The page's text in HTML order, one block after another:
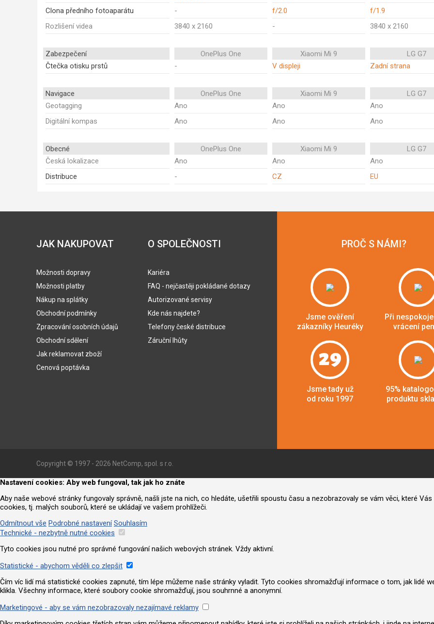
Clona předního fotoaparátu
- f/2.0
f/1.9
Rozlišení videa
3840 x 2160 - 3840 x 2160
Zabezpečení OnePlus One Xiaomi Mi 9
LG G7
Čtečka otisku prstů
- V displeji Zadní strana
Navigace OnePlus One Xiaomi Mi 9
LG G7
Geotagging
Ano Ano
Ano
Digitální kompas
Ano Ano Ano
Obecné OnePlus One Xiaomi Mi 9
LG G7
Česká lokalizace
Ano Ano
Ano
Distribuce
- CZ EU
JAK NAKUPOVAT
Možnosti dopravy
Možnosti platby
Nákup na splátky
Obchodní podmínky
Zpracování osobních údajů
Obchodní sdělení
Jak reklamovat zboží
Cenová poptávka
O SPOLEČNOSTI
Kariéra
FAQ - nejčastěji pokládané dotazy
Autorizované servisy
Kde nás najdete?
Telefony české distribuce
Záruční lhůty
PROČ S NÁMI?
Jsme ověření
zákazníky Heuréky
Při
vrácení
29
Jsme tady už
od roku 1997
95%
produktu
Copyright © 1997 - 2026 NetComp, spol. s r.o.
Nastavení cookies: Aby web fungoval, tak jak ho znáte
Aby naše webové stránky fungovaly správně, našli jste na nich, co hledáte, ušetřili spoustu času a nezobrazovaly se vám věci, které
cookies, tj. malých souborů, které se ukládají ve vašem prohlížeči.
Odmítnout vše Podrobné nastavení Souhlasím
Technické - nezbytně nutné cookies
Tyto cookies jsou nutné pro správné fungování našich webových stránek. Vždy aktivní.
Statistické - abychom věděli co zlepšit
Čím víc lidí má statistické cookies zapnuté, tím lépe můžeme naše stránky vyladit. Tyto cookies shromažďují informace o tom, jak lidé
klikla. Všechny informace, které soubory cookie shromažďují, jsou souhrnné a anonymní.
Marketingové - aby se vám nezobrazovaly nezajímavé reklamy